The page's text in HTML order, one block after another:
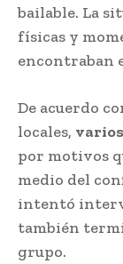
bailable. La
físicas y
encontraban
De acuerdo
locales,
por motivos
medio del
intentó
también
grupo.